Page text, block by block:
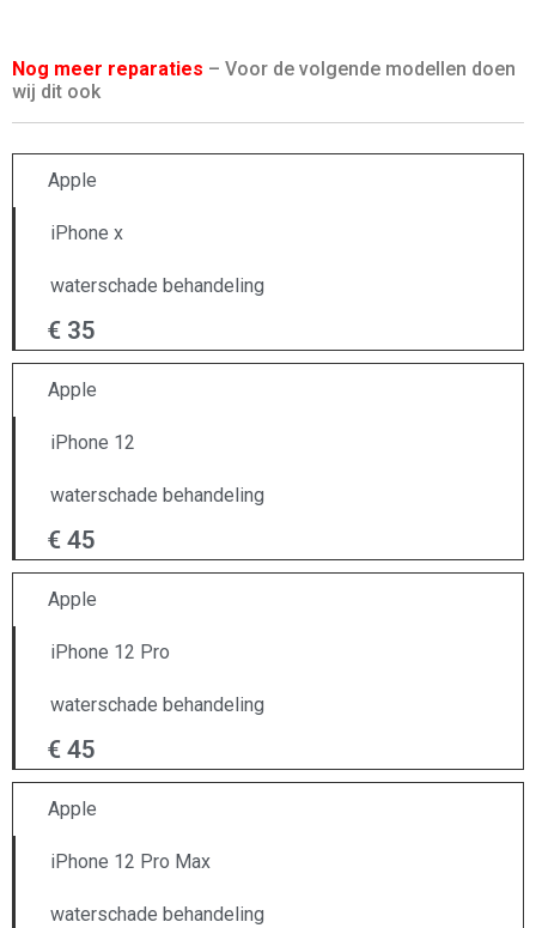
Nog meer reparaties – Voor de volgende modellen doen
wij dit ook
Apple
iPhone x
waterschade behandeling
€ 35
Apple
iPhone 12
waterschade behandeling
€ 45
Apple
iPhone 12 Pro
waterschade behandeling
€ 45
Apple
iPhone 12 Pro Max
waterschade behandeling